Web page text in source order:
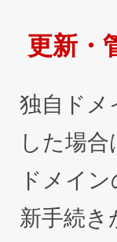
更新・
独自ドメ
した場
ドメイ
新手続き